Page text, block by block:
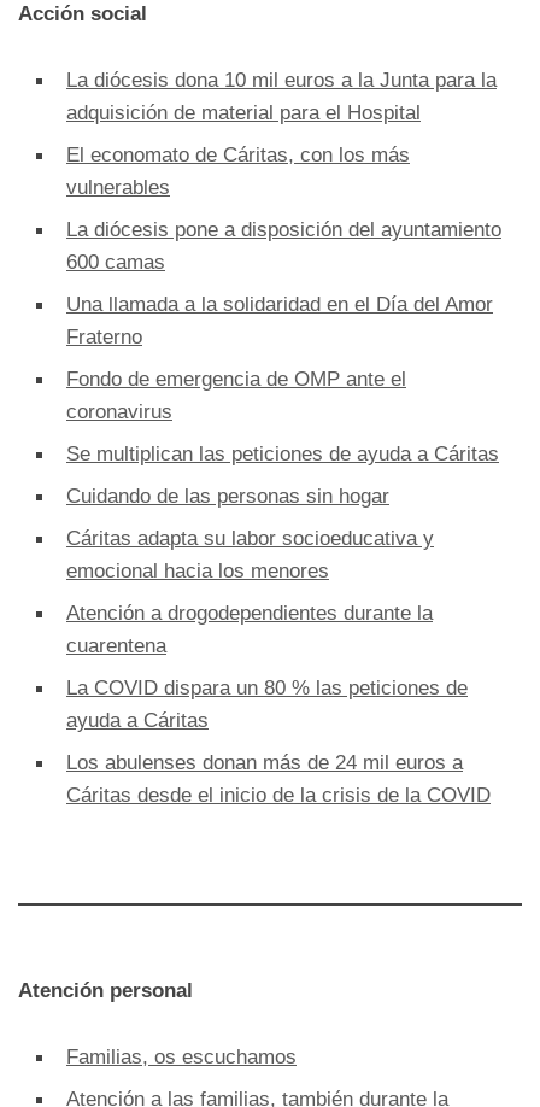
Acción social
La diócesis dona 10 mil euros a la Junta para la
adquisición de material para el Hospital
El economato de Cáritas, con los más
vulnerables
La diócesis pone a disposición del ayuntamiento
600 camas
Una llamada a la solidaridad en el Día del Amor
Fraterno
Fondo de emergencia de OMP ante el
coronavirus
Se multiplican las peticiones de ayuda a Cáritas
Cuidando de las personas sin hogar
Cáritas adapta su labor socioeducativa y
emocional hacia los menores
Atención a drogodependientes durante la
cuarentena
La COVID dispara un 80 % las peticiones de
ayuda a Cáritas
Los abulenses donan más de 24 mil euros a
Cáritas desde el inicio de la crisis de la COVID
Atención personal
Familias, os escuchamos
Atención a las familias, también durante la